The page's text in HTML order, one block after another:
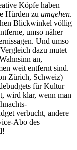
Köpfe haben
Hürden zu umgehen.
Blickwinkel völlig
umso näher
Und umso
dazu mutet
an,
weit entfernt sind.
Zürich, Schweiz)
für Kultur
wird klar, wenn man
verbucht, andere
Abo des